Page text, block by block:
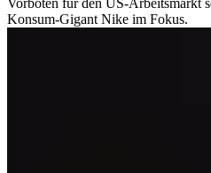
Vorboten für den US-Arbeitsmarkt
Konsum-Gigant Nike im Fokus.